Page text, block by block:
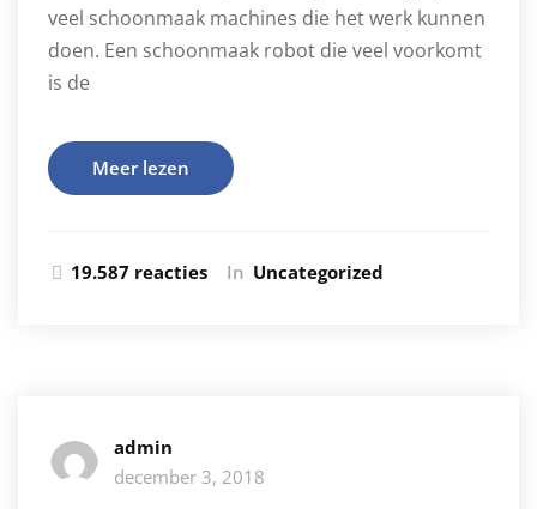
veel schoonmaak machines die het werk kunnen
doen. Een schoonmaak robot die veel voorkomt
is de
Meer lezen
19.587 reacties In Uncategorized
admin
december 3, 2018